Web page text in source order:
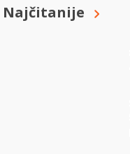
Najčitanije